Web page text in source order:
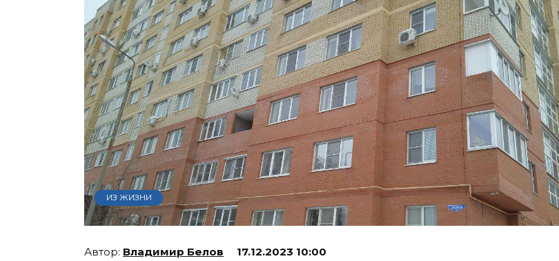
ИЗ ЖИЗНИ
Владимир Белов 17.12.2023 10:00